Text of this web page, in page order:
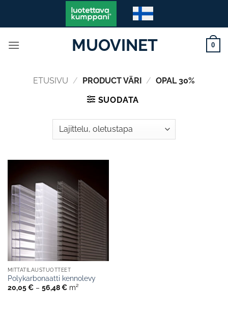
MUOVINET 0
ETUSIVU / PRODUCT VÄRI / OPAL 30%
SUODATA
MITTATILAUSTUOTTEET
Polykarbonaatti kennolevy
20,05€ – 56,48€Hintaluokka:
m²